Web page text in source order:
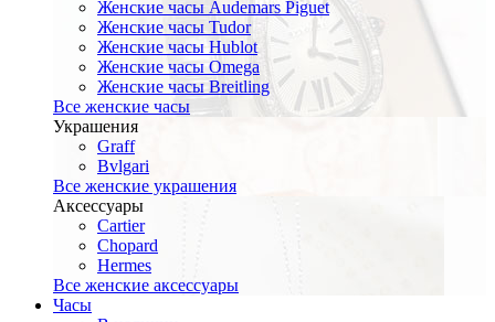
Женские часы Audemars Piguet
Женские часы Tudor
Женские часы Hublot
Женские часы Omega
Женские часы Breitling
Все женские часы
Украшения
Graff
Bvlgari
Все женские украшения
Аксессуары
Cartier
Chopard
Hermes
Все женские аксессуары
Часы